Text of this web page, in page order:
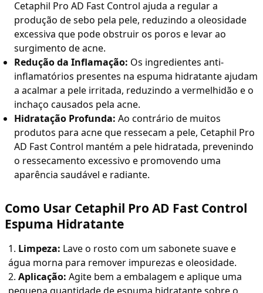
Cetaphil Pro AD Fast Control ajuda a regular a
produção de sebo pela pele, reduzindo a oleosidade
excessiva que pode obstruir os poros e levar ao
surgimento de acne.
Redução da Inflamação: Os ingredientes anti-
inflamatórios presentes na espuma hidratante ajudam
a acalmar a pele irritada, reduzindo a vermelhidão e o
inchaço causados pela acne.
Hidratação Profunda: Ao contrário de muitos
produtos para acne que ressecam a pele, Cetaphil Pro
AD Fast Control mantém a pele hidratada, prevenindo
o ressecamento excessivo e promovendo uma
aparência saudável e radiante.
Como Usar Cetaphil Pro AD Fast Control
Espuma Hidratante
Limpeza: Lave o rosto com um sabonete suave e
água morna para remover impurezas e oleosidade.
Aplicação: Agite bem a embalagem e aplique uma